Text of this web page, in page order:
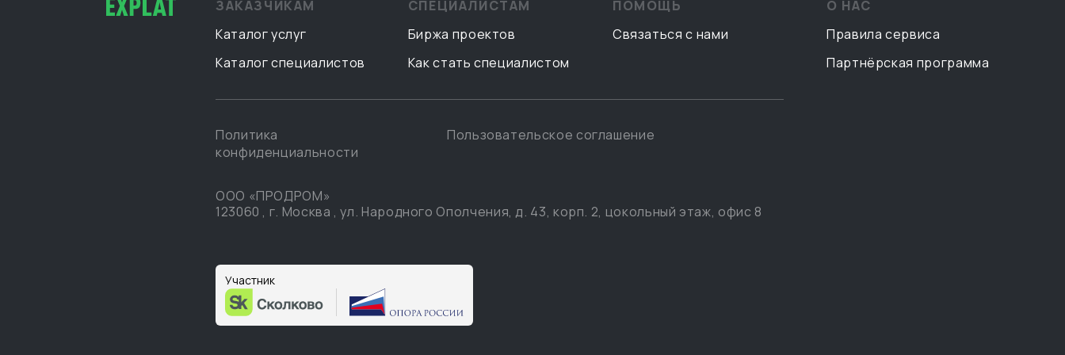
ЗАКАЗЧИКАМ
Каталог услуг
Каталог специалистов
СПЕЦИАЛИСТАМ
Биржа проектов
Как стать специалистом
ПОМОЩЬ
Связаться с нами
Политика
конфиденциальности
Пользовательское соглашение
ООО «ПРОДРОМ»
123060 , г. Москва ,ул. Народного Ополчения, д. 43, корп. 2, цокольный этаж, офис 8
Участник
О НАС
Правила сервиса
Партнёрская программа